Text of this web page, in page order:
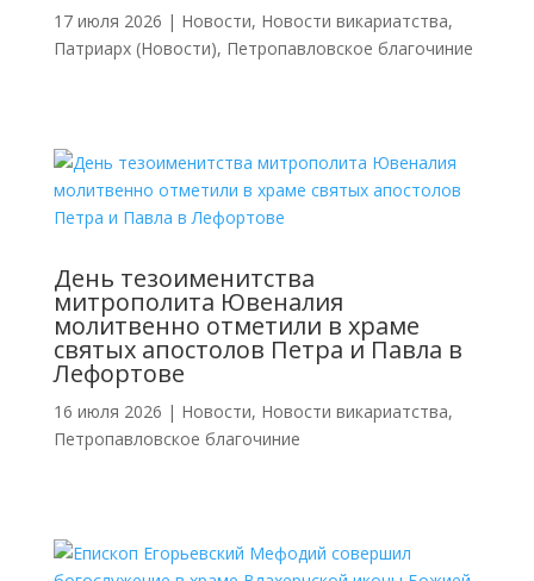
17 июля 2026 | Новости, Новости викариатства,
Патриарх (Новости), Петропавловское благочиние
День тезоименитства
митрополита Ювеналия
молитвенно отметили в храме
святых апостолов Петра и Павла в
Лефортове
16 июля 2026 | Новости, Новости викариатства,
Петропавловское благочиние